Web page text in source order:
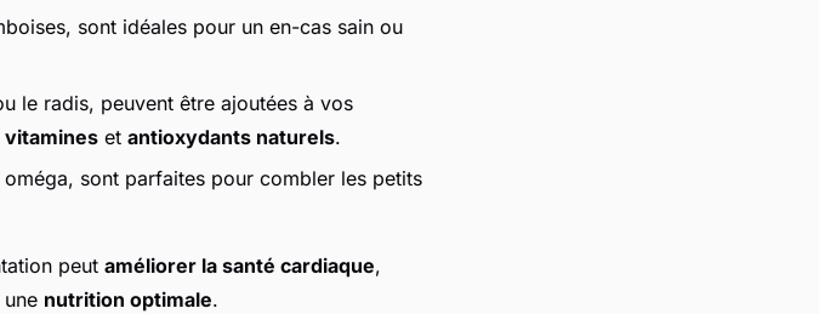
sont idéales pour un en-cas sain ou
le radis, peuvent être ajoutées à vos
vitamines et antioxydants naturels.
sont parfaites pour combler les petits
peut améliorer la santé cardiaque,
nutrition optimale.